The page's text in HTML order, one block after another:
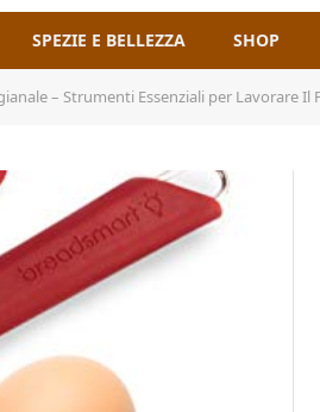
SPEZIE E BELLEZZA SHOP
– Strumenti Essenziali per Lavorare Il Pane –